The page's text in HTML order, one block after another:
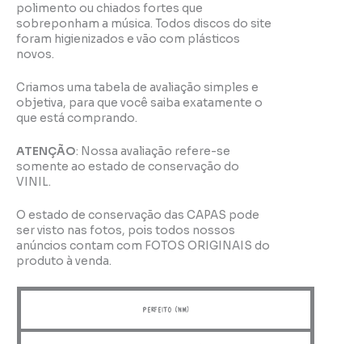
polimento ou chiados fortes que
sobreponham a música. Todos discos do site
foram higienizados e vão com plásticos
novos.
Criamos uma tabela de avaliação simples e
objetiva, para que você saiba exatamente o
que está comprando.
ATENÇÃO: Nossa avaliação refere-se
somente ao estado de conservação do
VINIL.
O estado de conservação das CAPAS pode
ser visto nas fotos, pois todos nossos
anúncios contam com FOTOS ORIGINAIS do
produto à venda.
perfeito (NM)